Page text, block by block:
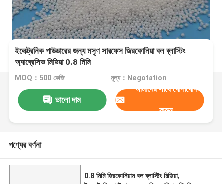
ইলেক্ট্রনিক পাউডারের জন্য মসৃণ সারফেস জিরকোনিয়া বল ব্লাস্টিং
অ্যাব্রেসিভ মিডিয়া 0.8 মিমি
MOQ：500 কেজি মূল্য：Negotation
ভালো দাম
আমাদের সাথে যোগাযোগ
করুন
পণ্যের বর্ণনা
0.8 মিমি জিরকোনিয়াম বল ব্লাস্টিং মিডিয়া,